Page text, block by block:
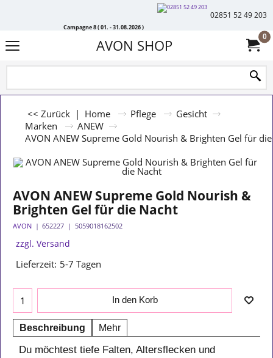
Campagne 8 ( 01. - 31.08.2026 )
02851 52 49 203
AVON SHOP 0
<< Zurück | Home Pflege
Gesicht
Marken
ANEW
AVON ANEW Supreme Gold Nourish & Brighten Gel für
AVON ANEW Supreme Gold Nourish &
Brighten Gel für die Nacht
AVON 652227 5059018162502
zzgl. Versand
Lieferzeit: 5-7 Tagen
In den Korb
Beschreibung Mehr
Du möchtest tiefe Falten, Altersflecken und